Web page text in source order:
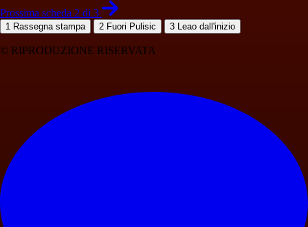
Prossima scheda 2 di 3
1 Rassegna stampa 2 Fuori Pulisic 3 Leao dall'inizio
© RIPRODUZIONE RISERVATA